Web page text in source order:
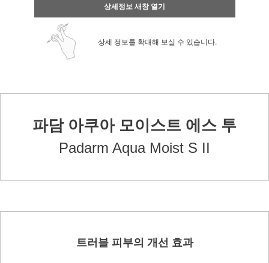
상세정보 새창 열기
상세 정보를 확대해 보실 수 있습니다.
파담 아쿠아 모이스트 에스 투
Padarm Aqua Moist S II
트러블 피부의 개선 효과